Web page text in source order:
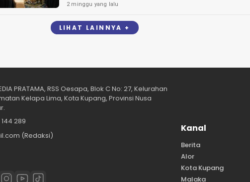
2 minggu yang lalu
LIHAT LAINNYA +
PRATAMA, RSS Oesapa, Blok C No: 27, Kelurahan
Kelapa Lima, Kota Kupang, Provinsi Nusa
289
(Redaksi)
Kanal
Berita
Alor
Kota Kupang
Malaka